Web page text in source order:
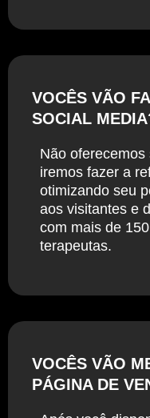
VOCÊS VÃO
SOCIAL
Não
iremos fazer a
otimizando seu
aos visitantes e
com mais de
terapeutas.
VOCÊS VÃO
PÁGINA DE